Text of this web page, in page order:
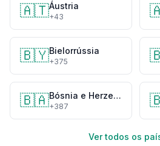
🇦🇹Áustria
+43
🇧🇾Bielorrússia
+375
🇧🇦 Bósnia e Herzegovina
+387
Ver todos os